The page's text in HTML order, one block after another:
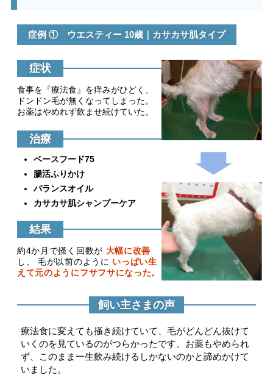
症例 ① ウエスティー 10歳｜カサカサ肌タイプ
症状
食事を『療法食』を痒みがひどく、
ドンドン毛が無くなってしまった。
お薬はやめれず飲ませ続けていた。
治療
ベースフード75
腸活ふりかけ
バランスオイル
カサカサ肌シャンプーケア
結果
約4か月で掻く回数が 大幅に改善
し、 毛が以前のように いっぱい生
えて元のようにフサフサになった。
飼い主さまの声
療法食に変えても掻き続けていて、毛がどんどん抜けて
いくのを見ているのがつらかったです。お薬もやめられ
ず、このまま一生飲み続けるしかないのかと諦めかけて
いました。